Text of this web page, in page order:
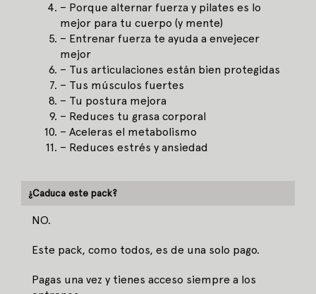
– Porque alternar fuerza y pilates es lo
mejor para tu cuerpo (y mente)
– Entrenar fuerza te ayuda a envejecer
mejor
– Tus articulaciones están bien protegidas
– Tus músculos fuertes
– Tu postura mejora
– Reduces tu grasa corporal
– Aceleras el metabolismo
– Reduces estrés y ansiedad
¿Caduca este pack?
NO.
Este pack, como todos, es de una solo pago.
Pagas una vez y tienes acceso siempre a los